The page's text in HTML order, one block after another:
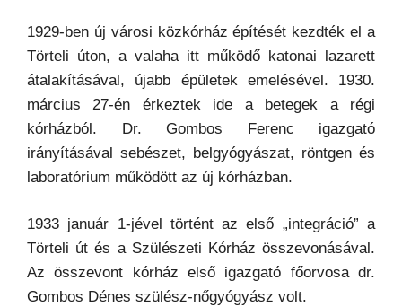
1929-ben új városi közkórház építését kezdték el a
Törteli úton, a valaha itt működő katonai lazarett
átalakításával, újabb épületek emelésével. 1930.
március 27-én érkeztek ide a betegek a régi
kórházból. Dr. Gombos Ferenc igazgató
irányításával sebészet, belgyógyászat, röntgen és
laboratórium működött az új kórházban.
1933 január 1-jével történt az első „integráció” a
Törteli út és a Szülészeti Kórház összevonásával.
Az összevont kórház első igazgató főorvosa dr.
Gombos Dénes szülész-nőgyógyász volt.